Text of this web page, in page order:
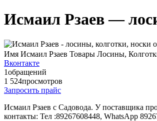
Исмаил Рзаев —
Имя Исмаил Рзаев Товары Лосины,
Вконтакте
1обращений
1 524просмотров
Запросить прайс
Исмаил Рзаев c Садовода. У поставщика
контакты: Тел :89267608448, WhatsApp